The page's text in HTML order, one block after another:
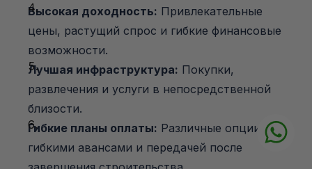
Высокая доходность: Привлекательные
цены, растущий спрос и гибкие финансовые
возможности.
Лучшая инфраструктура: Покупки,
развлечения и услуги в непосредственной
близости.
Гибкие планы оплаты: Различные опции с
гибкими авансами и передачей после